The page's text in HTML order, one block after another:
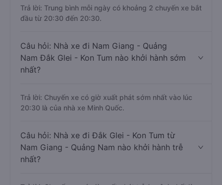
Trả lời: Trung bình mỗi ngày có khoảng 2 chuyến xe bắt
đầu từ 20:30 đến 20:30.
Câu hỏi: Nhà xe đi Nam Giang - Quảng
Nam Đắk Glei - Kon Tum nào khởi hành sớm
nhất?
Trả lời: Chuyến xe có giờ xuất phát sớm nhất vào lúc
20:30 là của nhà xe Minh Quốc.
Câu hỏi: Nhà xe đi Đắk Glei - Kon Tum từ
Nam Giang - Quảng Nam nào khởi hành trễ
nhất?